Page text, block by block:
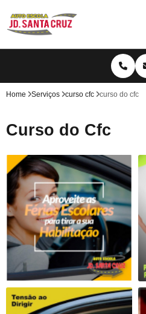
Home Serviços curso cfc curso do cfc
Curso do Cfc